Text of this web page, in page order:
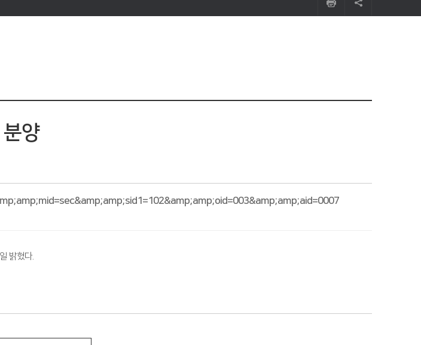
양
밝혔다.